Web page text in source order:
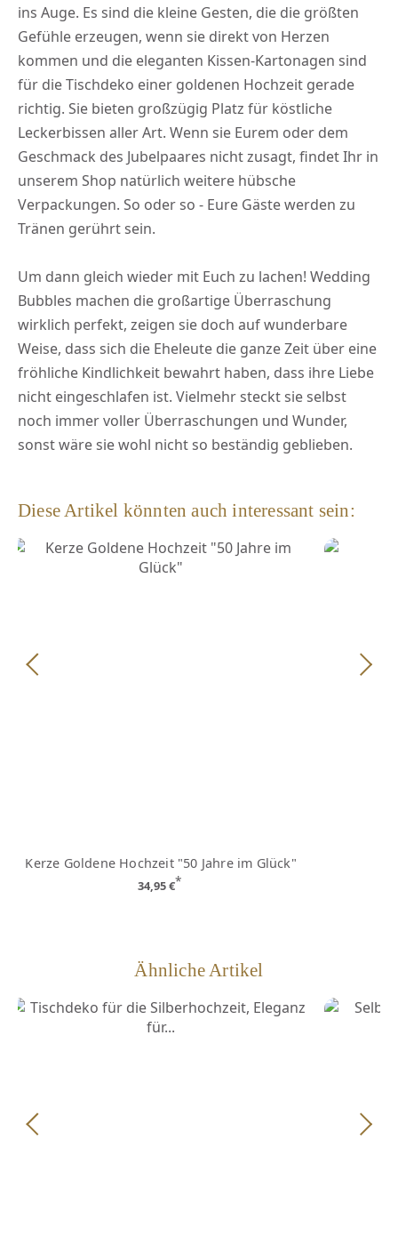
ins Auge. Es sind die kleine Gesten, die die größten
Gefühle erzeugen, wenn sie direkt von Herzen
kommen und die eleganten Kissen-Kartonagen sind
für die Tischdeko einer goldenen Hochzeit gerade
richtig. Sie bieten großzügig Platz für köstliche
Leckerbissen aller Art. Wenn sie Eurem oder dem
Geschmack des Jubelpaares nicht zusagt, findet Ihr in
unserem Shop natürlich weitere hübsche
Verpackungen. So oder so - Eure Gäste werden zu
Tränen gerührt sein.
Um dann gleich wieder mit Euch zu lachen! Wedding
Bubbles machen die großartige Überraschung
wirklich perfekt, zeigen sie doch auf wunderbare
Weise, dass sich die Eheleute die ganze Zeit über eine
fröhliche Kindlichkeit bewahrt haben, dass ihre Liebe
nicht eingeschlafen ist. Vielmehr steckt sie selbst
noch immer voller Überraschungen und Wunder,
sonst wäre sie wohl nicht so beständig geblieben.
Diese Artikel könnten auch interessant sein:
Kerze Goldene Hochzeit "50 Jahre im Glück"
34,95 €*
Ähnliche Artikel